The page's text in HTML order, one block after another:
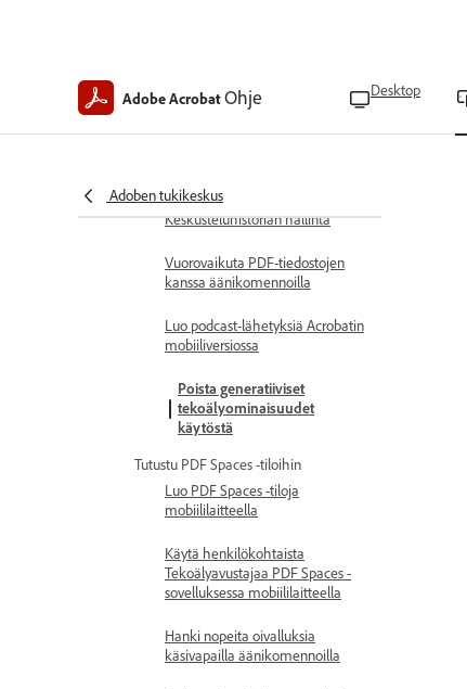
Adobe AcrobatOhje Desktop
Adoben tukikeskus
Hanki tekoälyn laatimia
Keskusteluhistorian hallinta
Vuorovaikuta PDF-tiedostojen
kanssa äänikomennoilla
Luo podcast-lähetyksiä Acrobatin
mobiiliversiossa
Poista generatiiviset
tekoälyominaisuudet
käytöstä
Tutustu PDF Spaces -tiloihin
Luo PDF Spaces -tiloja
mobiililaitteella
Käytä henkilökohtaista
Tekoälyavustajaa PDF Spaces -
sovelluksessa mobiililaitteella
Hanki nopeita oivalluksia
käsivapailla äänikomennoilla